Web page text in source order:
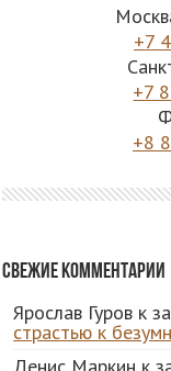
+7
+7
+8
Свежие комментарии
Ярослав Гуров к
страстью к